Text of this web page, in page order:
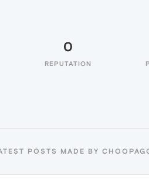
0
REPUTATION
POSTS MADE BY